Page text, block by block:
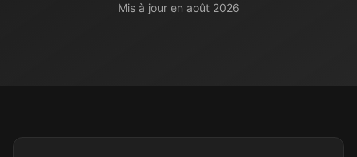
Mis à jour en août 2026